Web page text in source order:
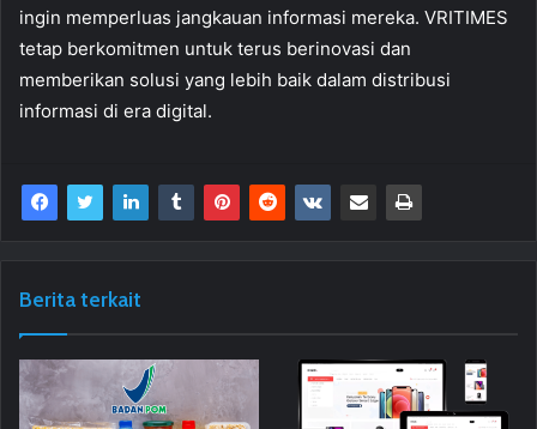
ingin memperluas jangkauan informasi mereka. VRITIMES
tetap berkomitmen untuk terus berinovasi dan
memberikan solusi yang lebih baik dalam distribusi
informasi di era digital.
Berita terkait